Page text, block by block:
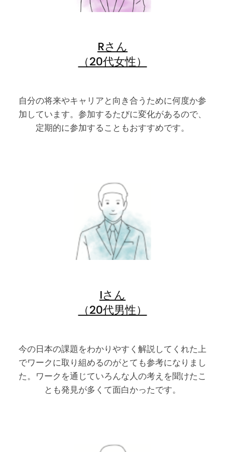
Rさん
（20代女性）
自分の将来やキャリアと向き合うために何度か参
加しています。参加するたびに変化があるので、
定期的に参加することもおすすめです。
Iさん
（20代男性）
今の日本の課題をわかりやすく解説してくれた上
でワークに取り組めるのがとても参考になりまし
た。ワークを通じていろんな人の考えを聞けたこ
とも発見が多くて面白かったです。